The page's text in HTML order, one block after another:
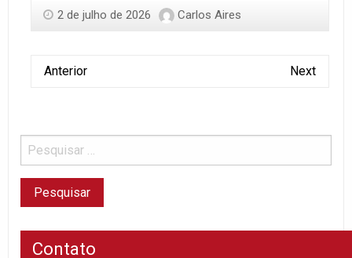
2 de julho de 2026 Carlos Aires
Anterior Next
Contato